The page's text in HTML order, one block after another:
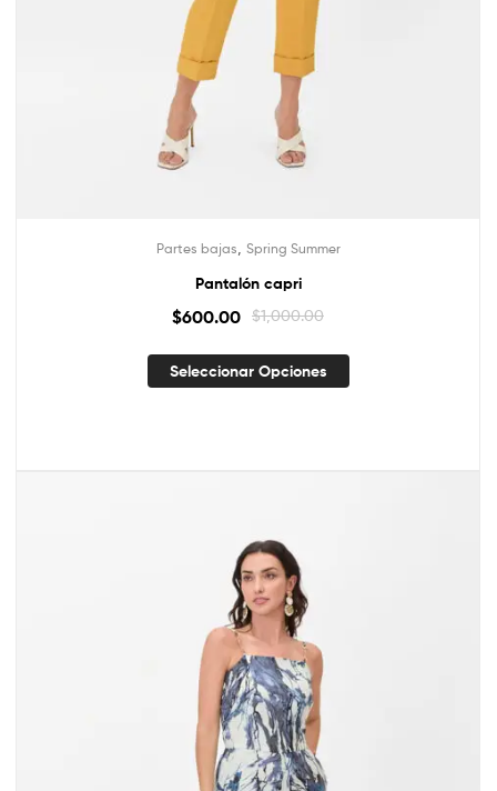
Partes bajas Spring Summer
Pantalón capri
$1,000.00
$600.00
Seleccionar Opciones